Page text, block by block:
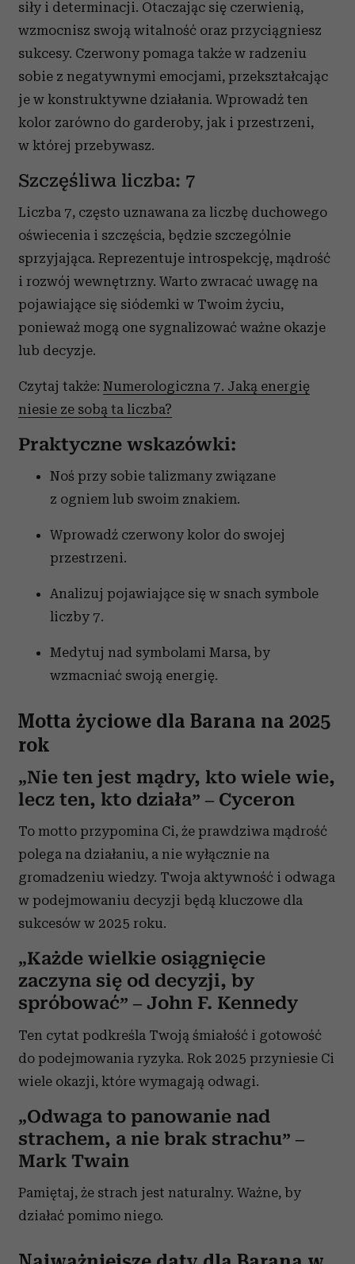
siły i determinacji. Otaczając się czerwienią,
wzmocnisz swoją witalność oraz przyciągniesz
sukcesy. Czerwony pomaga także w radzeniu
sobie z negatywnymi emocjami, przekształcając
je w konstruktywne działania. Wprowadź ten
kolor zarówno do garderoby, jak i przestrzeni,
w której przebywasz.
Szczęśliwa liczba: 7
Liczba 7, często uznawana za liczbę duchowego
oświecenia i szczęścia, będzie szczególnie
sprzyjająca. Reprezentuje introspekcję, mądrość
i rozwój wewnętrzny. Warto zwracać uwagę na
pojawiające się siódemki w Twoim życiu,
ponieważ mogą one sygnalizować ważne okazje
lub decyzje.
Czytaj także: Numerologiczna 7. Jaką energię
niesie ze sobą ta liczba?
Praktyczne wskazówki:
Noś przy sobie talizmany związane
z ogniem lub swoim znakiem.
Wprowadź czerwony kolor do swojej
przestrzeni.
Analizuj pojawiające się w snach symbole
liczby 7.
Medytuj nad symbolami Marsa, by
wzmacniać swoją energię.
Motta życiowe dla Barana na 2025
rok
„Nie ten jest mądry, kto wiele wie,
lecz ten, kto działa” – Cyceron
To motto przypomina Ci, że prawdziwa mądrość
polega na działaniu, a nie wyłącznie na
gromadzeniu wiedzy. Twoja aktywność i odwaga
w podejmowaniu decyzji będą kluczowe dla
sukcesów w 2025 roku.
„Każde wielkie osiągnięcie
zaczyna się od decyzji, by
spróbować” – John F. Kennedy
Ten cytat podkreśla Twoją śmiałość i gotowość
do podejmowania ryzyka. Rok 2025 przyniesie Ci
wiele okazji, które wymagają odwagi.
„Odwaga to panowanie nad
strachem, a nie brak strachu” –
Mark Twain
Pamiętaj, że strach jest naturalny. Ważne, by
działać pomimo niego.